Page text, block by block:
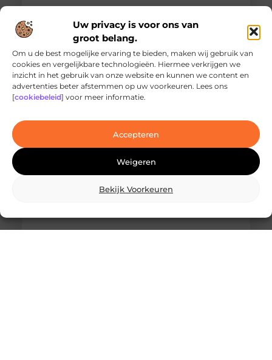
Uw privacy is voor ons van
groot belang.
Om u de best mogelijke ervaring te bieden, maken wij gebruik van
cookies en vergelijkbare technologieën. Hiermee verkrijgen we
inzicht in het gebruik van onze website en kunnen we content en
advertenties beter afstemmen op uw voorkeuren. Lees ons
[cookiebeleid] voor meer informatie.
Accepteren
Weigeren
Bekijk Voorkeuren
Ontdek de innovatieve behandelingen in
jouw stad
laserbehandelingen in Den Haag? Dan ben je hier